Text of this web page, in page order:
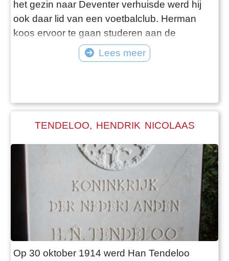
het gezin naar Deventer verhuisde werd hij
ook daar lid van een voetbalclub. Herman
koos ervoor te gaan studeren aan de
Landbouwhogeschool in Deventer. De
mobilisatie maakte een eind aan deze studie.
werd Herman met 250 andere krijgsgevangen
Lees meer
TENDELOO, HENDRIK NICOLAAS
Op 30 oktober 1914 werd Han Tendeloo